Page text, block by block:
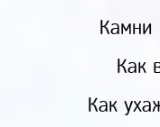
Камни
Как
Как